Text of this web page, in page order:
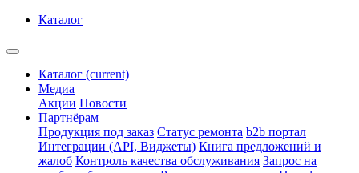
Каталог
Каталог (current)
Медиа
Акции Новости
Партнёрам
Продукция под заказ Статус ремонта b2b портал
Интеграции (API, Виджеты) Книга предложений и
жалоб Контроль качества обслуживания Запрос на